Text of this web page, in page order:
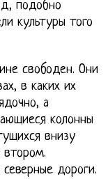
подобно
культуры того
свободен. Они
в каких их
а
колонны
внизу
дороги.